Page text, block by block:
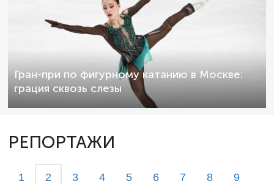
Гран-при по фигурному катанию в Москве:
грация сквозь слезы
РЕПОРТАЖИ
1 2 3 4 5 6 7 8 9